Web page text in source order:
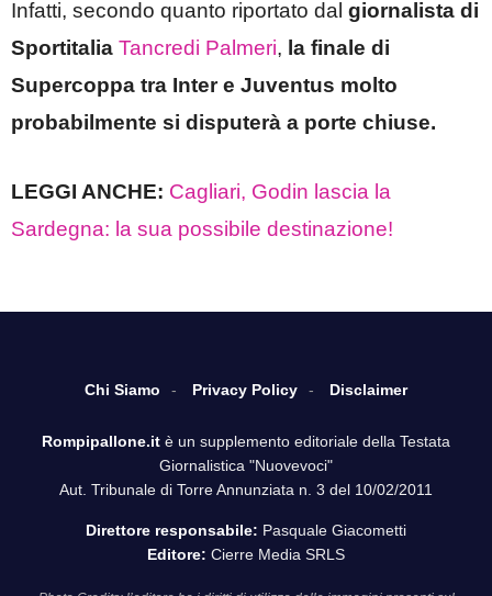
Infatti, secondo quanto riportato dal giornalista di
Sportitalia Tancredi Palmeri, la finale di
Supercoppa tra Inter e Juventus molto
probabilmente si disputerà a porte chiuse.
LEGGI ANCHE: Cagliari, Godin lascia la
Sardegna: la sua possibile destinazione!
Chi Siamo Privacy Policy Disclaimer
Rompipallone.it è un supplemento editoriale della Testata
Giornalistica "Nuovevoci"
Aut. Tribunale di Torre Annunziata n. 3 del 10/02/2011
Direttore responsabile: Pasquale Giacometti
Editore: Cierre Media SRLS